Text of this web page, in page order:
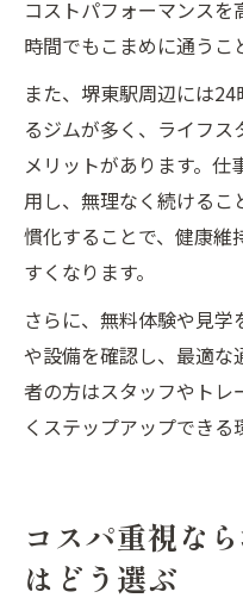
コストパフォーマンス
時間でもこまめに通うこ
また、堺東駅周辺には
るジムが多く、ライフ
メリットがあります。
用し、無理なく続けるこ
慣化することで、健康維
すくなります。
さらに、無料体験や見
や設備を確認し、最適な
者の方はスタッフやトレ
くステップアップできる
コスパ重視な
はどう選ぶ